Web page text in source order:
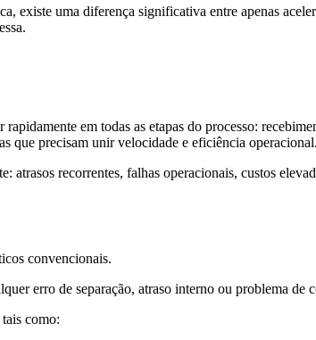
existe uma diferença significativa entre apenas
em todas as etapas do processo:
que precisam unir velocidade e eficiência operacional.
atrasos recorrentes, falhas operacionais, custos
convencionais.
erro de separação, atraso interno ou problema de
como: